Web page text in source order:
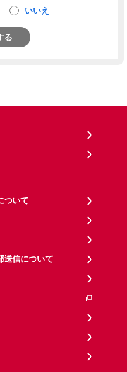
いいえ
る
ついて
送信について